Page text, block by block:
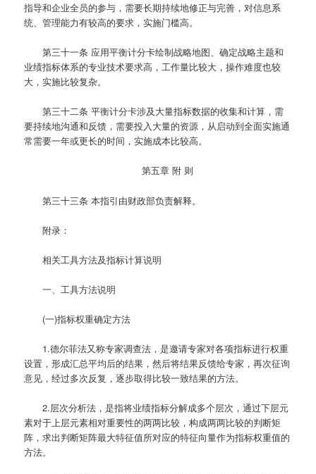
指导和企业全员的参与，需要长期持续地修正与完善，对信息系
统、管理能力有较高的要求，实施门槛高。
第三十一条 应用平衡计分卡绘制战略地图、确定战略主题和
业绩指标体系的专业技术要求高，工作量比较大，操作难度也较
大，实施比较复杂。
第三十二条 平衡计分卡涉及大量指标数据的收集和计算，需
要持续地沟通和反馈，需要投入大量的资源，从启动到全面实施通
常需要一年或更长的时间，实施成本比较高。
第五章 附 则
第三十三条 本指引由财政部负责解释。
附录：
相关工具方法及指标计算说明
一、工具方法说明
(一)指标权重确定方法
1.德尔菲法又称专家调查法，是邀请专家对各项指标进行权重
设置，形成汇总平均后的结果，然后将结果反馈给专家，再次征询
意见，经过多次反复，逐步取得比较一致结果的方法。
2.层次分析法，是指将业绩指标分解成多个层次，通过下层元
素对于上层元素相对重要性的两两比较，构成两两比较的判断矩
阵，求出判断矩阵最大特征值所对应的特征向量作为指标权重值的
方法。